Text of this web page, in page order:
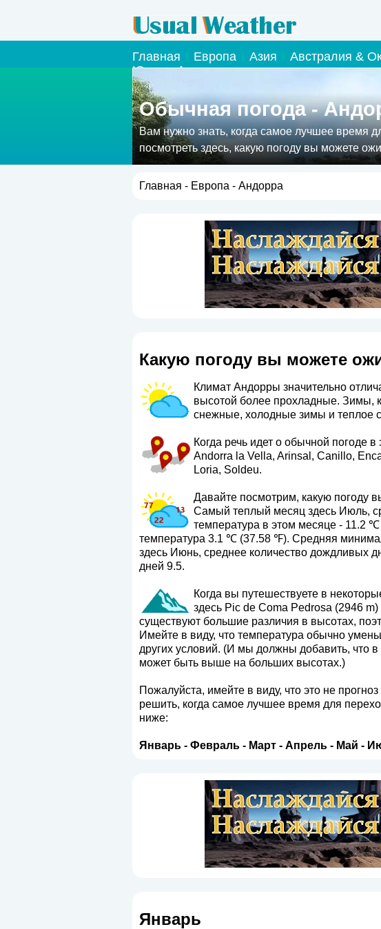
Главная Европа Азия Австралия &
Южная Америка
Обычная погода -
Вам нужно знать, когда самое лучшее время
посмотреть здесь, какую погоду вы можете
Главная - Европа - Андорра
Какую погоду вы можете
Климат Андорры значительно
высотой более прохладные. Зимы,
снежные, холодные зимы и теплое
Когда речь идет о обычной погоде
Andorra la Vella, Arinsal, Canillo,
Loria, Soldeu.
Давайте посмотрим, какую погоду
Самый теплый месяц здесь Июль,
температура в этом месяце - 11.2
температура 3.1 ℃ (37.58 ℉). Средняя
здесь Июнь, среднее количество дождливых
дней 9.5.
Когда вы путешествуете в
здесь Pic de Coma Pedrosa (2946
существуют большие различия в высотах,
Имейте в виду, что температура обычно
других условий. (И мы должны добавить, что
может быть выше на больших высотах.)
Пожалуйста, имейте в виду, что это не
решить, когда самое лучшее время для
ниже:
Январь- Февраль- Март- Апрель- Май -
Январь